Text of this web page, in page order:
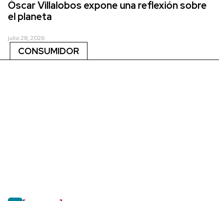
Óscar Villalobos expone una reflexión sobre
el planeta
julio 28, 2026
CONSUMIDOR